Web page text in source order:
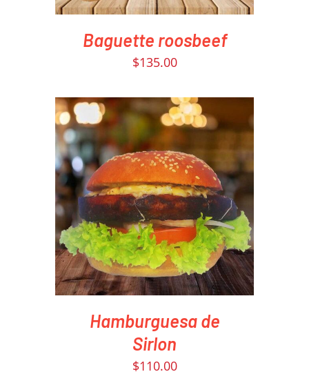
Baguette roosbeef
$135.00
PEDIR AHORA
/
DETAILS
Hamburguesa de
Sirlon
$110.00